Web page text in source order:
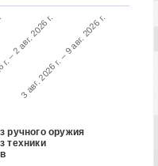
ручного оружия
техники
2026 г.
3 авг. 2026 г. – 9 авг. 2026 г.